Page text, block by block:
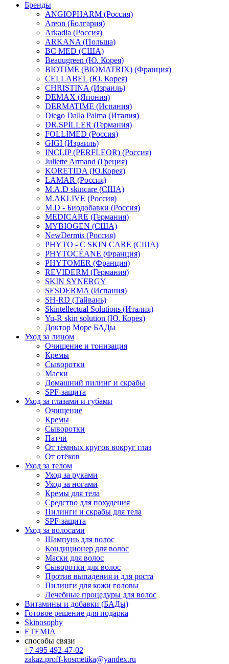
Бренды
ANGIOPHARM (Россия)
Areon (Болгария)
Arkadia (Россия)
ARKANA (Польша)
BC MED (США)
Beauugreen (Ю. Корея)
BIOTIME (BIOMATRIX) (Франция)
CELLABEL (Ю. Корея)
CHRISTINA (Израиль)
DEMAX (Япония)
DERMATIME (Испания)
Diego Dalla Palma (Италия)
DR.SPILLER (Германия)
FOLLIMED (Россия)
GIGI (Израиль)
INCLIP (PERFLEOR) (Россия)
Juliette Armand (Греция)
KORETIDA (Ю.Корея)
LAMAR (Россия)
M.A.D skincare (США)
M.AKLIVE (Россия)
M.D - Биодобавки (Россия)
MEDICARE (Германия)
MYBIOGEN (США)
NewDermis (Россия)
PHYTO - C SKIN CARE (США)
PHYTOCÉANE (Франция)
PHYTOMER (Франция)
REVIDERM (Германия)
SKIN SYNERGY
SESDERMA (Испания)
SH-RD (Тайвань)
Skintellectual Solutions (Италия)
Yu-R skin solution (Ю. Корея)
Доктор Море БАДы
Уход за лицом
Очищение и тонизация
Кремы
Сыворотки
Маски
Домашний пилинг и скрабы
SPF-защита
Уход за глазами и губами
Очищение
Кремы
Сыворотки
Патчи
От тёмных кругов вокруг глаз
От отёков
Уход за телом
Уход за руками
Уход за ногами
Кремы для тела
Средство для похудения
Пилинги и скрабы для тела
SPF-защита
Уход за волосами
Шампунь для волос
Кондиционер для волос
Маски для волос
Сыворотки для волос
Против выпадения и для роста
Пилинги для кожи головы
Лечебные процедуры для волос
Витамины и добавки (БАДы)
Готовое решение для подарка
Skinosophy
ETEMIA
способы связи
+7 495 492-47-02
zakaz.proff-kosmetika@yandex.ru